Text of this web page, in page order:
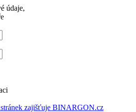
údaje,
zajišťuje BINARGON.cz